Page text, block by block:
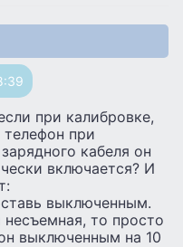
при калибровке,
при
кабеля он
включается? И
выключенным.
несъемная, то просто
выключенным на 10